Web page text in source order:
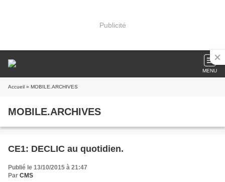
Publicité
MENU
Accueil » MOBILE.ARCHIVES
MOBILE.ARCHIVES
CE1: DECLIC au quotidien.
Publié le 13/10/2015 à 21:47
Par CMS